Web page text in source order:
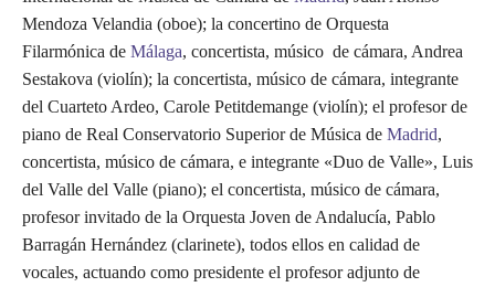
Mendoza Velandia (oboe); la concertino de Orquesta
Filarmónica de Málaga, concertista, músico de cámara, Andrea
Sestakova (violín); la concertista, músico de cámara, integrante
del Cuarteto Ardeo, Carole Petitdemange (violín); el profesor de
piano de Real Conservatorio Superior de Música de Madrid,
concertista, músico de cámara, e integrante «Duo de Valle», Luis
del Valle del Valle (piano); el concertista, músico de cámara,
profesor invitado de la Orquesta Joven de Andalucía, Pablo
Barragán Hernández (clarinete), todos ellos en calidad de
vocales, actuando como presidente el profesor adjunto de